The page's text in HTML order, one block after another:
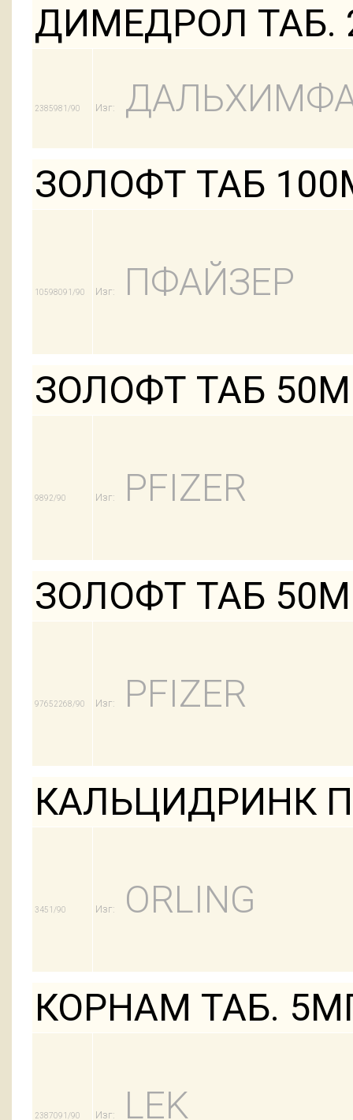
ДИМЕДРОЛ ТАБ.
2385981/90 Изг:
ЗОЛОФТ ТАБ
10598091/90 Изг: ПФАЙЗЕР
ЗОЛОФТ ТАБ
9892/90 Изг: PFIZER
ЗОЛОФТ ТАБ
97652268/90 Изг: PFIZER
КАЛЬЦИДРИНК
3451/90 Изг: ORLING
КОРНАМ ТАБ.
2387091/90 Изг: LEK